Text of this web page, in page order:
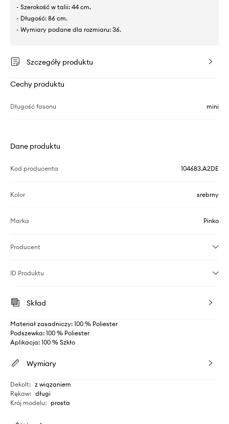
- Szerokość w talii: 44 cm.
- Długość: 86 cm.
- Wymiary podane dla rozmiaru: 36.
Szczegóły produktu
Cechy produktu
Długość fasonu mini
Dane produktu
Kod producenta 104683.A2DE
Kolor srebrny
Marka Pinko
Producent
ID Produktu
Skład
Materiał zasadniczy: 100 % Poliester
Podszewka: 100 % Poliester
Aplikacja: 100 % Szkło
Wymiary
Dekolt: z wiązaniem
Rękaw: długi
Krój modelu: prosta